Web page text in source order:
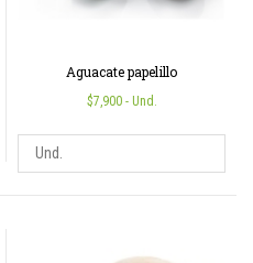
Aguacate papelillo
$7,900 - Und.